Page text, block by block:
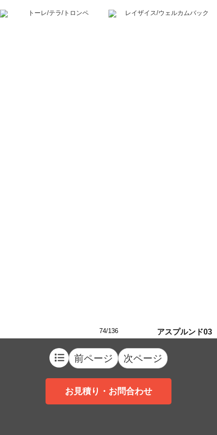
74/136 アスプルンド03
前ページ 次ページ
お見積り・お問合わせ